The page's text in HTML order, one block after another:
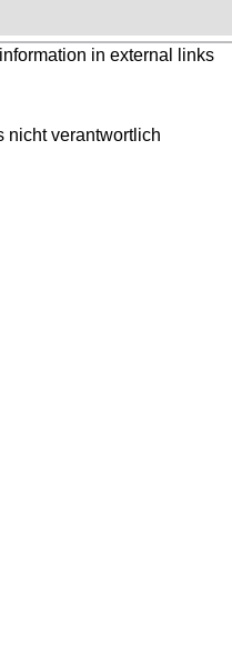
in external links
nicht verantwortlich